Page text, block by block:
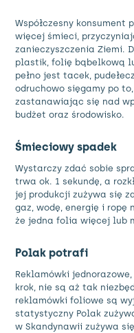
Współczesny konsument
więcej śmieci,
zanieczyszczenia Ziemi.
plastik, folię bąbelkową
pełno jest tacek,
odruchowo sięgamy po
zastanawiając się nad
budżet oraz środowisko.
Śmieciowy spadek
Wystarczy zdać sobie
trwa ok. 1 sekundę, a
jej produkcji zużywa się
gaz, wodę, energię i ropę
że jedna folia więcej lub
Polak potrafi
Reklamówki
krok, nie są aż tak
reklamówki foliowe są
statystyczny Polak
w Skandynawii zużywa